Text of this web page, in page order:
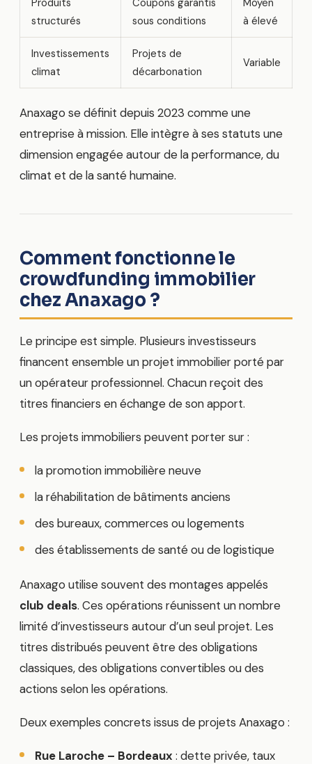
structurés
sous conditions
à élevé
Investissements
climat
Projets de
décarbonation
Variable
Anaxago se définit depuis 2023 comme une
entreprise à mission. Elle intègre à ses statuts une
dimension engagée autour de la performance, du
climat et de la santé humaine.
Comment fonctionne le
crowdfunding immobilier
chez Anaxago ?
Le principe est simple. Plusieurs investisseurs
financent ensemble un projet immobilier porté par
un opérateur professionnel. Chacun reçoit des
titres financiers en échange de son apport.
Les projets immobiliers peuvent porter sur :
la promotion immobilière neuve
la réhabilitation de bâtiments anciens
des bureaux, commerces ou logements
des établissements de santé ou de logistique
Anaxago utilise souvent des montages appelés
club deals. Ces opérations réunissent un nombre
limité d’investisseurs autour d’un seul projet. Les
titres distribués peuvent être des obligations
classiques, des obligations convertibles ou des
actions selon les opérations.
Deux exemples concrets issus de projets Anaxago :
Rue Laroche – Bordeaux : dette privée, taux